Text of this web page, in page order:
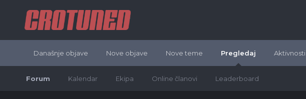
Današnje objave Nove objave Nove teme Pregledaj
Forum Kalendar Ekipa Online članovi Leaderboard
Aktivnosti